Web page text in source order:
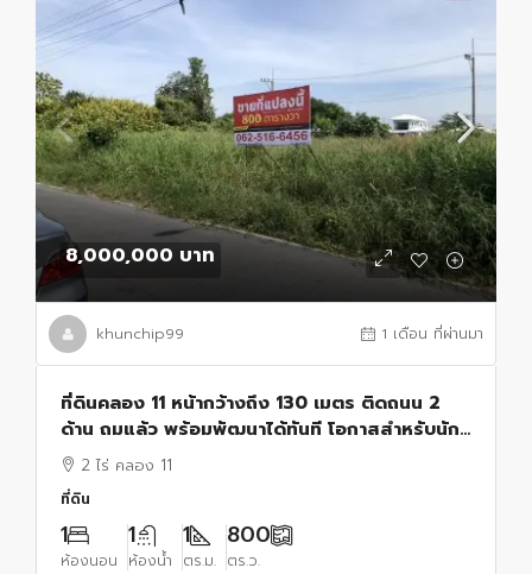
8,000,000 บาท
khunchip99 1 เดือน ที่ผ่านมา
ที่ดินคลอง 11 หน้ากว้างถึง 130 เมตร ติดถนน 2
ด้าน ถมแล้ว พร้อมพัฒนาได้ทันที โอกาสสำหรับนัก
ลงทุน ผู้พัฒนาอสังหาริมทรัพย์ และเจ้าของกิจการ
2 ไร่ คลอง 11
ที่ดิน
1
ห้องนอน
1
ห้องน้ำ
1
ตร.ม.
800
ตร.ว.